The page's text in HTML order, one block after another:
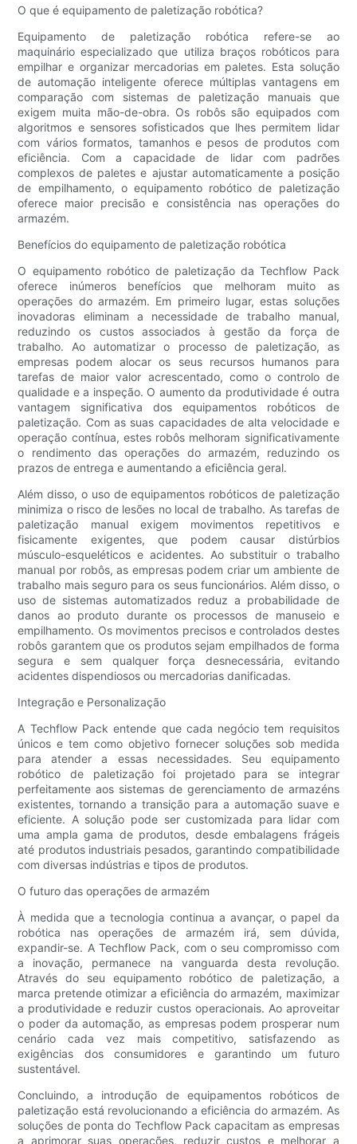
O que é equipamento de paletização robótica?
Equipamento de paletização robótica refere-se ao
maquinário especializado que utiliza braços robóticos para
empilhar e organizar mercadorias em paletes. Esta solução
de automação inteligente oferece múltiplas vantagens em
comparação com sistemas de paletização manuais que
exigem muita mão-de-obra. Os robôs são equipados com
algoritmos e sensores sofisticados que lhes permitem lidar
com vários formatos, tamanhos e pesos de produtos com
eficiência. Com a capacidade de lidar com padrões
complexos de paletes e ajustar automaticamente a posição
de empilhamento, o equipamento robótico de paletização
oferece maior precisão e consistência nas operações do
armazém.
Benefícios do equipamento de paletização robótica
O equipamento robótico de paletização da Techflow Pack
oferece inúmeros benefícios que melhoram muito as
operações do armazém. Em primeiro lugar, estas soluções
inovadoras eliminam a necessidade de trabalho manual,
reduzindo os custos associados à gestão da força de
trabalho. Ao automatizar o processo de paletização, as
empresas podem alocar os seus recursos humanos para
tarefas de maior valor acrescentado, como o controlo de
qualidade e a inspeção. O aumento da produtividade é outra
vantagem significativa dos equipamentos robóticos de
paletização. Com as suas capacidades de alta velocidade e
operação contínua, estes robôs melhoram significativamente
o rendimento das operações do armazém, reduzindo os
prazos de entrega e aumentando a eficiência geral.
Além disso, o uso de equipamentos robóticos de paletização
minimiza o risco de lesões no local de trabalho. As tarefas de
paletização manual exigem movimentos repetitivos e
fisicamente exigentes, que podem causar distúrbios
músculo-esqueléticos e acidentes. Ao substituir o trabalho
manual por robôs, as empresas podem criar um ambiente de
trabalho mais seguro para os seus funcionários. Além disso, o
uso de sistemas automatizados reduz a probabilidade de
danos ao produto durante os processos de manuseio e
empilhamento. Os movimentos precisos e controlados destes
robôs garantem que os produtos sejam empilhados de forma
segura e sem qualquer força desnecessária, evitando
acidentes dispendiosos ou mercadorias danificadas.
Integração e Personalização
A Techflow Pack entende que cada negócio tem requisitos
únicos e tem como objetivo fornecer soluções sob medida
para atender a essas necessidades. Seu equipamento
robótico de paletização foi projetado para se integrar
perfeitamente aos sistemas de gerenciamento de armazéns
existentes, tornando a transição para a automação suave e
eficiente. A solução pode ser customizada para lidar com
uma ampla gama de produtos, desde embalagens frágeis
até produtos industriais pesados, garantindo compatibilidade
com diversas indústrias e tipos de produtos.
O futuro das operações de armazém
À medida que a tecnologia continua a avançar, o papel da
robótica nas operações de armazém irá, sem dúvida,
expandir-se. A Techflow Pack, com o seu compromisso com
a inovação, permanece na vanguarda desta revolução.
Através do seu equipamento robótico de paletização, a
marca pretende otimizar a eficiência do armazém, maximizar
a produtividade e reduzir custos operacionais. Ao aproveitar
o poder da automação, as empresas podem prosperar num
cenário cada vez mais competitivo, satisfazendo as
exigências dos consumidores e garantindo um futuro
sustentável.
Concluindo, a introdução de equipamentos robóticos de
paletização está revolucionando a eficiência do armazém. As
soluções de ponta do Techflow Pack capacitam as empresas
a aprimorar suas operações, reduzir custos e melhorar a